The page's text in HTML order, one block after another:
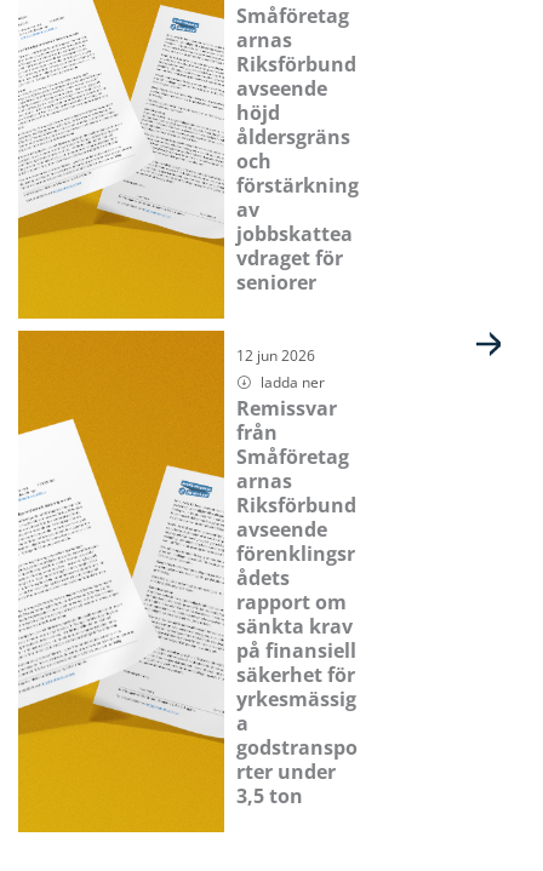
Småföretag
arnas
Riksförbund
avseende
höjd
åldersgräns
och
förstärkning
av
jobbskattea
vdraget för
seniorer
12 jun 2026
ladda ner
Remissvar
från
Småföretag
arnas
Riksförbund
avseende
förenklingsr
ådets
rapport om
sänkta krav
på finansiell
säkerhet för
yrkesmässig
a
godstranspo
rter under
3,5 ton